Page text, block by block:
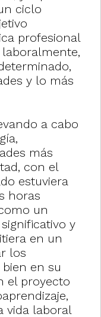
ciclo
profesional
y lo más
a cabo
más
con el
estuviera
horas
un
y
en un
los
en su
el proyecto
vida laboral